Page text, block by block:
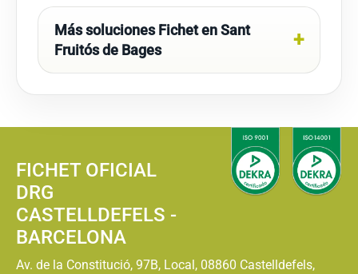
Más soluciones Fichet en Sant
Fruitós de Bages
FICHET OFICIAL
DRG
CASTELLDEFELS -
BARCELONA
Av. de la Constitució, 97B, Local, 08860 Castelldefels,